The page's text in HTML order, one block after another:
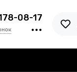
08-17